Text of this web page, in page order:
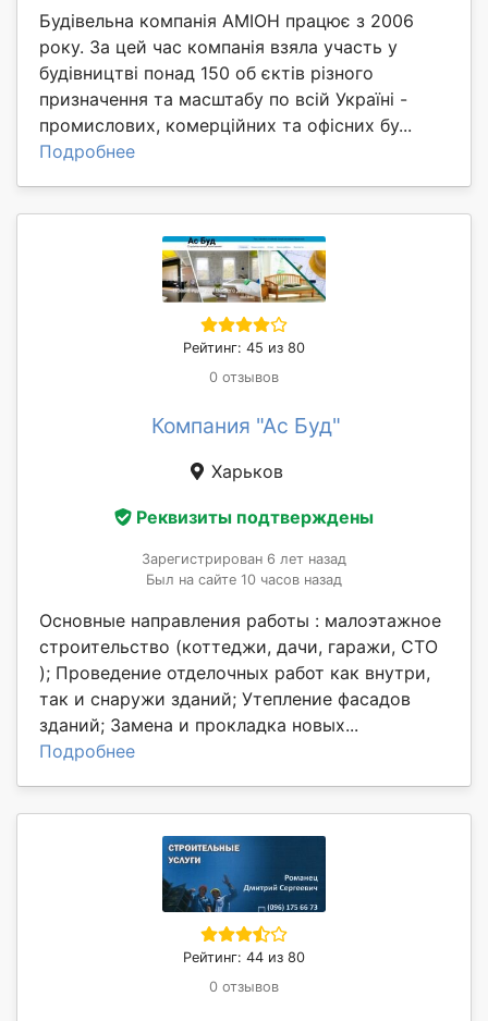
Будівельна компанія АМІОН працює з 2006
року. За цей час компанія взяла участь у
будівництві понад 150 об єктів різного
призначення та масштабу по всій Україні -
промислових, комерційних та офісних бу...
Подробнее
Рейтинг: 45 из 80
0 отзывов
Компания "Ас Буд"
Харьков
Реквизиты подтверждены
Зарегистрирован 6 лет назад
Был на сайте 10 часов назад
Основные направления работы : малоэтажное
строительство (коттеджи, дачи, гаражи, СТО
); Проведение отделочных работ как внутри,
так и снаружи зданий; Утепление фасадов
зданий; Замена и прокладка новых...
Подробнее
Рейтинг: 44 из 80
0 отзывов